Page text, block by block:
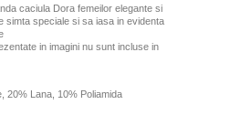
caciula Dora femeilor elegante si
simta speciale si sa iasa in evidenta
in imagini nu sunt incluse in
20% Lana, 10% Poliamida